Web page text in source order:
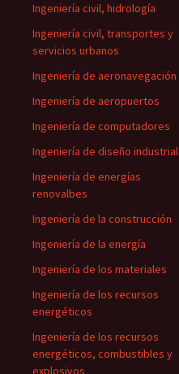
Ingeniería civil, hidrología
Ingeniería civil, transportes y
servicios urbanos
Ingeniería de aeronavegación
Ingeniería de aeropuertos
Ingeniería de computadores
Ingeniería de diseño industrial
Ingeniería de energías
renovalbes
Ingeniería de la construcción
Ingeniería de la energía
Ingeniería de los materiales
Ingeniería de los recursos
energéticos
Ingeniería de los recursos
energéticos, combustibles y
explosivos